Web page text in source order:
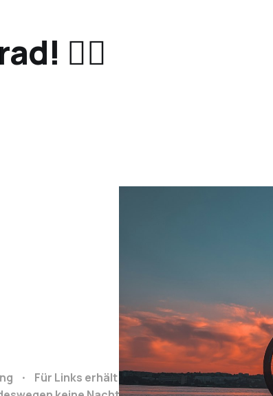
🚴‍♂️
Für Links erhält Reiseclub.org bei Buchung